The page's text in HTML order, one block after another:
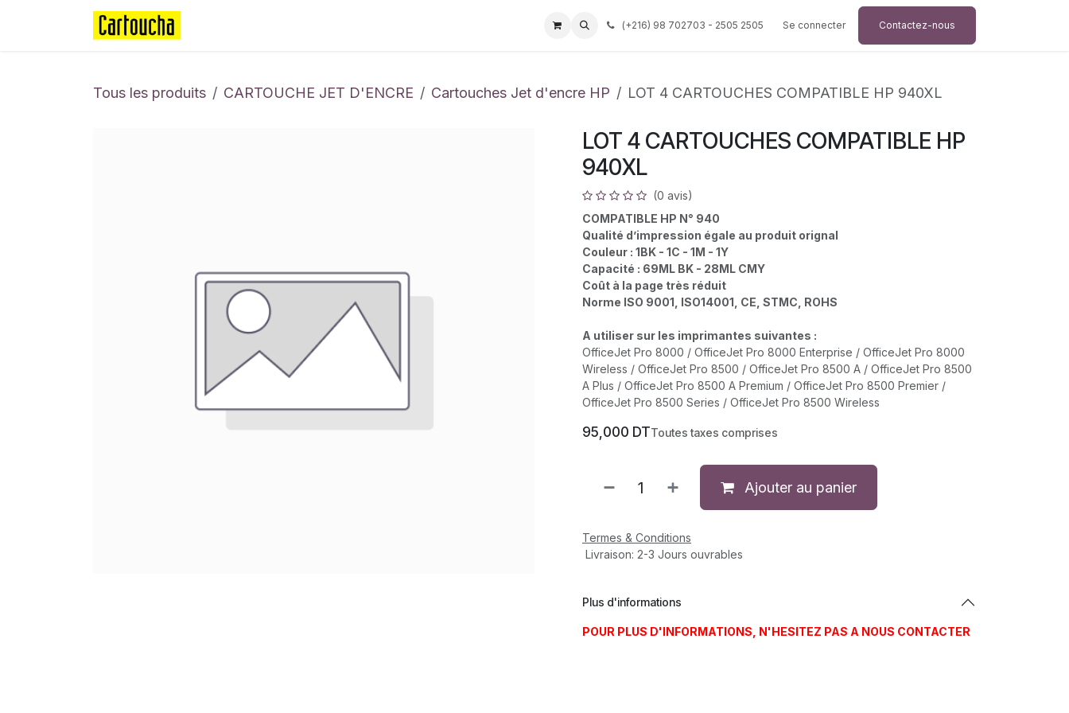
Se rendre au contenu
Société Aide
(+216) 98 702703 - 2505 2505 Se connecter Contactez-nous
Tous les produits CARTOUCHE JET D'ENCRE Cartouches Jet d'encre HP LOT 4 CARTOUCHES COMPATIBLE HP 940XL
LOT 4 CARTOUCHES COMPATIBLE HP
940XL
(0 avis)
COMPATIBLE HP N° 940
Qualité d’impression égale au produit orignal
Couleur : 1BK - 1C - 1M - 1Y
Capacité : 69ML BK - 28ML CMY
Coût à la page très réduit
Norme ISO 9001, ISO14001, CE, STMC, ROHS
A utiliser sur les imprimantes suivantes :
OfficeJet Pro 8000 / OfficeJet Pro 8000 Enterprise / OfficeJet Pro 8000
Wireless / OfficeJet Pro 8500 / OfficeJet Pro 8500 A / OfficeJet Pro 8500
A Plus / OfficeJet Pro 8500 A Premium / OfficeJet Pro 8500 Premier /
OfficeJet Pro 8500 Series / OfficeJet Pro 8500 Wireless
95,000 DTToutes taxes comprises
Ajouter au panier
Termes & Conditions
Livraison: 2-3 Jours ouvrables
Plus d'informations
POUR PLUS D'INFORMATIONS, N'HESITEZ PAS A NOUS CONTACTER